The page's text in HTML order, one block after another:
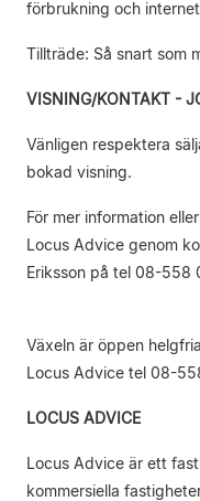
förbrukning och
Tillträde: Så snart som
VISNING/KONTAKT -
Vänligen respektera
bokad visning.
För mer information
Locus Advice genom
Eriksson på tel 08-558
Växeln är öppen
Locus Advice tel 08-
LOCUS ADVICE
Locus Advice är ett
kommersiella